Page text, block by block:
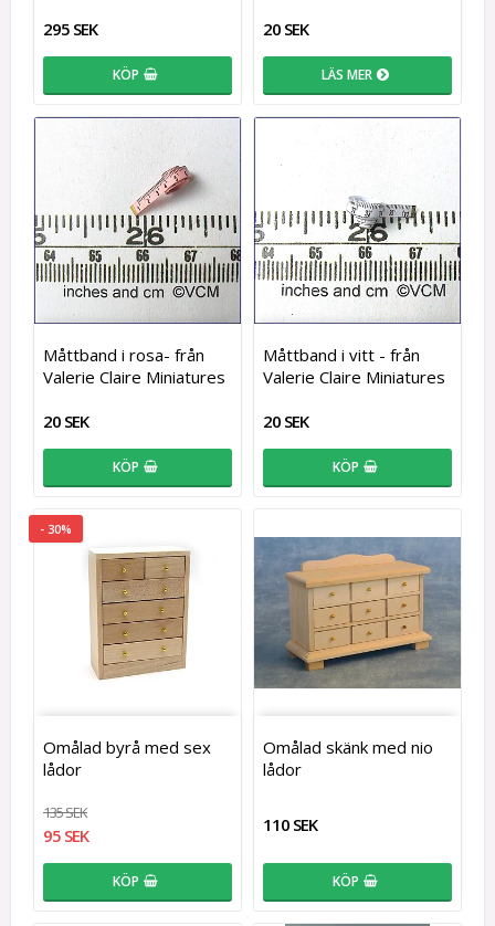
295 SEK
KÖP
20 SEK
LÄS MER
Måttband i rosa- från
Valerie Claire Miniatures
20 SEK
KÖP
Måttband i vitt - från
Valerie Claire Miniatures
20 SEK
KÖP
- 30%
Omålad byrå med sex
lådor
135 SEK
95 SEK
KÖP
Omålad skänk med nio
lådor
110 SEK
KÖP